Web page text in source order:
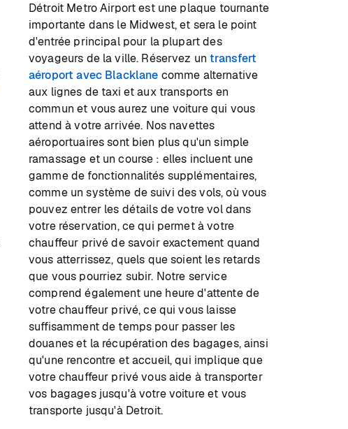
Détroit Metro Airport est une plaque tournante
importante dans le Midwest, et sera le point
d'entrée principal pour la plupart des
voyageurs de la ville. Réservez untransfert
aéroport avec Blacklane comme alternative
aux lignes de taxi et aux transports en
commun et vous aurez une voiture qui vous
attend à votre arrivée. Nos navettes
aéroportuaires sont bien plus qu'un simple
ramassage et un course : elles incluent une
gamme de fonctionnalités supplémentaires,
comme un système de suivi des vols, où vous
pouvez entrer les détails de votre vol dans
votre réservation, ce qui permet à votre
chauffeur privé de savoir exactement quand
vous atterrissez, quels que soient les retards
que vous pourriez subir. Notre service
comprend également une heure d'attente de
votre chauffeur privé, ce qui vous laisse
suffisamment de temps pour passer les
douanes et la récupération des bagages, ainsi
qu'une rencontre et accueil, qui implique que
votre chauffeur privé vous aide à transporter
vos bagages jusqu'à votre voiture et vous
transporte jusqu'à Detroit.